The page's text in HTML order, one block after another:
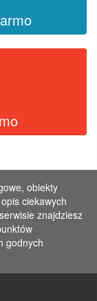
obiekty
ciekawych
znajdziesz
godnych